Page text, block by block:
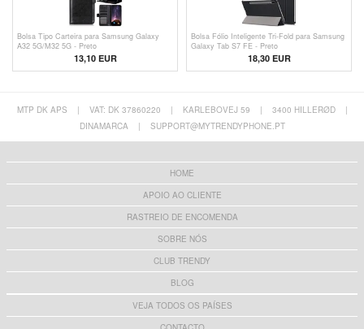
Bolsa Tipo Carteira para Samsung Galaxy
A32 5G/M32 5G - Preto
13,10 EUR
Bolsa Fólio Inteligente Tri-Fold para Samsung
Galaxy Tab S7 FE - Preto
18,30 EUR
MTP DK APS | VAT: DK 37860220 | KARLEBOVEJ 59 | 3400 HILLERØD
|
DINAMARCA
| SUPPORT@MYTRENDYPHONE.PT
HOME
APOIO AO CLIENTE
RASTREIO DE ENCOMENDA
SOBRE NÓS
CLUB TRENDY
BLOG
VEJA TODOS OS PAÍSES